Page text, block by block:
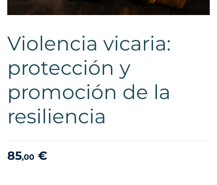
Violencia vicaria:
protección y
promoción de la
resiliencia
85,00 €